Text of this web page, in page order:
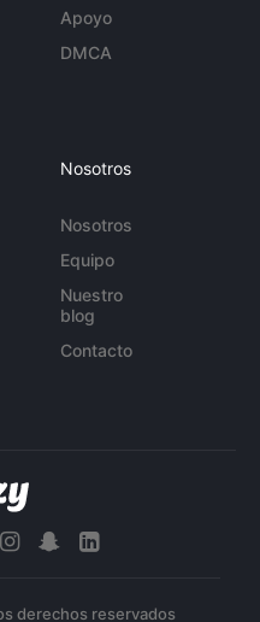
Apoyo
DMCA
Nosotros
Nosotros
Equipo
Nuestro
blog
Contacto
derechos reservados